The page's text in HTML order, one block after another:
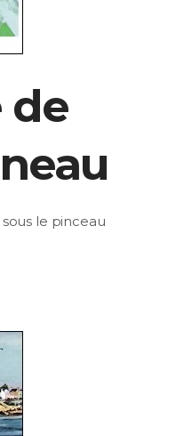
de
le pinceau